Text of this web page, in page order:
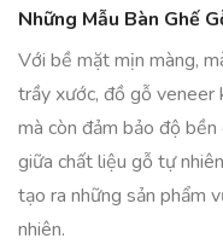
Những Mẫu Bàn Ghế
Với bề mặt mịn màng,
trầy xước, đồ gỗ veneer
mà còn đảm bảo độ
giữa chất liệu gỗ tự
tạo ra những sản phẩm
nhiên.